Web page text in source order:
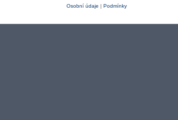
Osobní údaje | Podmínky